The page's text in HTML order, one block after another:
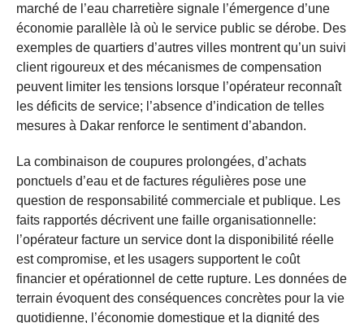
marché de l’eau charretière signale l’émergence d’une
économie parallèle là où le service public se dérobe. Des
exemples de quartiers d’autres villes montrent qu’un suivi
client rigoureux et des mécanismes de compensation
peuvent limiter les tensions lorsque l’opérateur reconnaît
les déficits de service; l’absence d’indication de telles
mesures à Dakar renforce le sentiment d’abandon.
La combinaison de coupures prolongées, d’achats
ponctuels d’eau et de factures régulières pose une
question de responsabilité commerciale et publique. Les
faits rapportés décrivent une faille organisationnelle:
l’opérateur facture un service dont la disponibilité réelle
est compromise, et les usagers supportent le coût
financier et opérationnel de cette rupture. Les données de
terrain évoquent des conséquences concrètes pour la vie
quotidienne, l’économie domestique et la dignité des